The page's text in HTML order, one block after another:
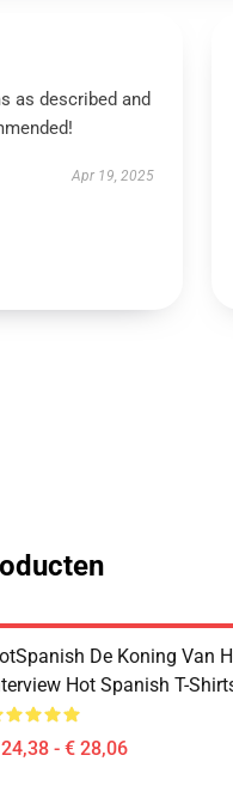
as described and
Apr 19, 2025
De Koning Van
Hot Spanish T-
- € 28,06